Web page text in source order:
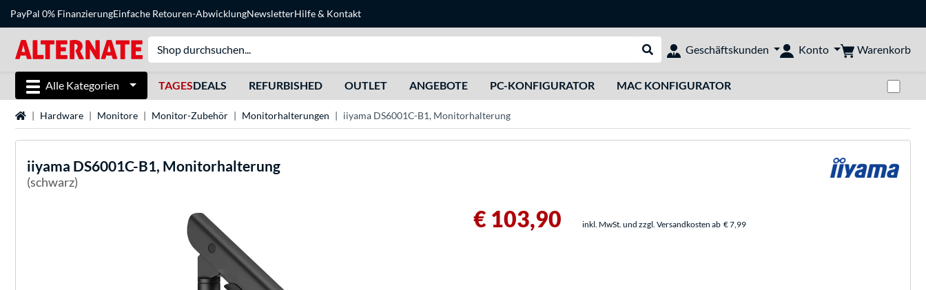
PayPal 0% FinanzierungEinfache Retouren-AbwicklungNewsletterHilfe& Kontakt
Suche durchführen
Geschäftskunden Konto Warenkorb
Alle Kategorien TAGESDEALS REFURBISHED OUTLET ANGEBOTE PC-KONFIGURATOR MAC KONFIGURATOR
StartseiteHardware Monitore Monitor-Zubehör Monitorhalterungen iiyama DS6001C-B1, Monitorhalterung
iiyama DS6001C-B1, Monitorhalterung
(schwarz)
€ 103,90 inkl. MwSt. und zzgl. Versandkosten ab € 7,99